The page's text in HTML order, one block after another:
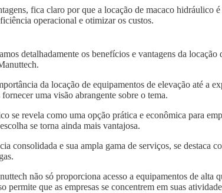
fica claro por que a locação de macaco hidráulico
operacional e otimizar os custos.
detalhadamente os benefícios e vantagens da
da locação de equipamentos de elevação até a
uma visão abrangente sobre o tema.
se revela como uma opção prática e econômica para
se torna ainda mais vantajosa.
consolidada e sua ampla gama de serviços, se destaca
não só proporciona acesso a equipamentos de alta
permite que as empresas se concentrem em suas